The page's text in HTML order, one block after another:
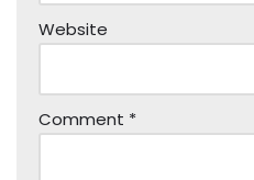
Website
Comment *